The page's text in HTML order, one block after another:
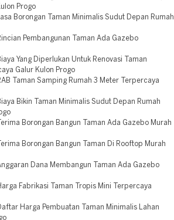
Progo
Borongan Taman Minimalis Sudut Depan Rumah
Pembangunan Taman Ada Gazebo
Yang Diperlukan Untuk Renovasi Taman
Galur Kulon Progo
Taman Samping Rumah 3 Meter Terpercaya
Bikin Taman Minimalis Sudut Depan Rumah
Borongan Bangun Taman Ada Gazebo Murah
Borongan Bangun Taman Di Rooftop Murah
Dana Membangun Taman Ada Gazebo
Fabrikasi Taman Tropis Mini Terpercaya
Harga Pembuatan Taman Minimalis Lahan